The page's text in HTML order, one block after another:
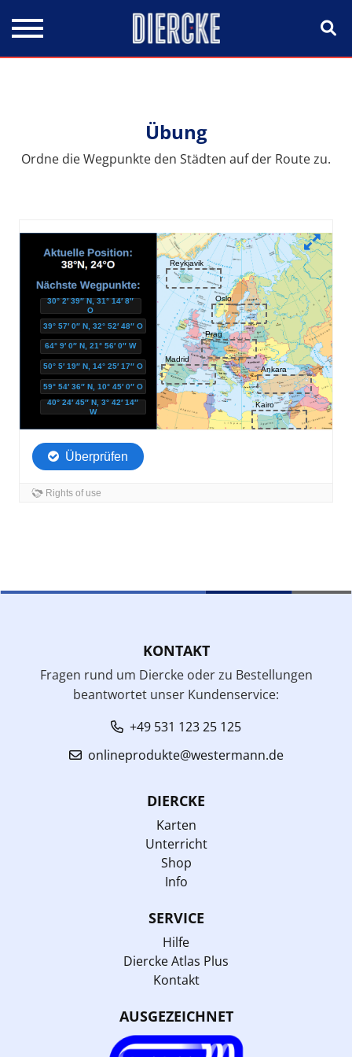
Übung
Ordne die Wegpunkte den Städten auf der Route zu.
KONTAKT
Fragen rund um Diercke oder zu Bestellungen
beantwortet unser Kundenservice:
+49 531 123 25 125
onlineprodukte@westermann.de
DIERCKE
Karten
Unterricht
Shop
Info
SERVICE
Hilfe
Diercke Atlas Plus
Kontakt
AUSGEZEICHNET